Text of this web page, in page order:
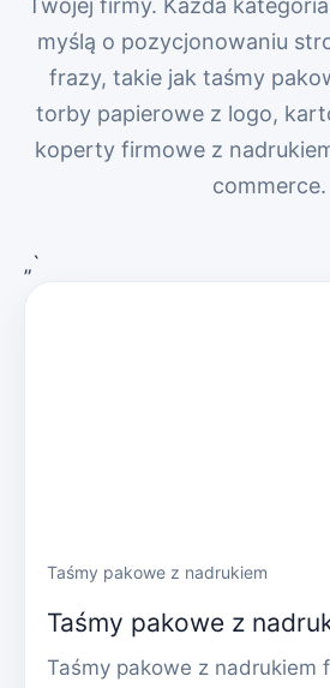
Twojej firmy. Każda
myślą o pozycjonowaniu
frazy, takie jak taśmy
torby papierowe z logo,
koperty firmowe z
commerce.
„`
Taśmy pakowe z nadrukiem
Taśmy pakowe z
Taśmy pakowe z nadrukiem